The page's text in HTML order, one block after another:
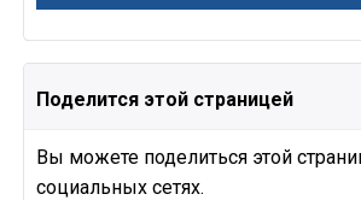
Поделится этой страницей
Вы можете поделиться этой
социальных сетях.